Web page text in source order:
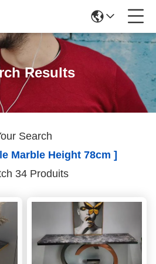
Results
Search
Marble Height 78cm ]
34 Produits